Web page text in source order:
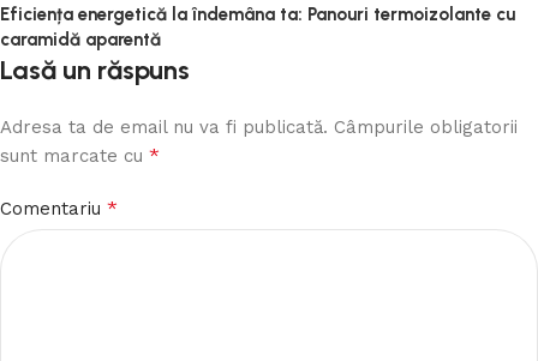
Eficiența energetică la îndemâna ta: Panouri termoizolante cu
caramidă aparentă
Lasă un răspuns
Adresa ta de email nu va fi publicată. Câmpurile obligatorii
sunt marcate cu *
Comentariu *